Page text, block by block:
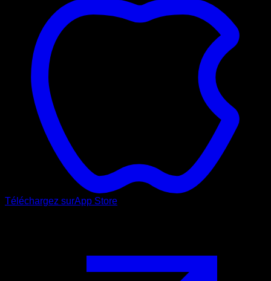
Téléchargez surApp Store